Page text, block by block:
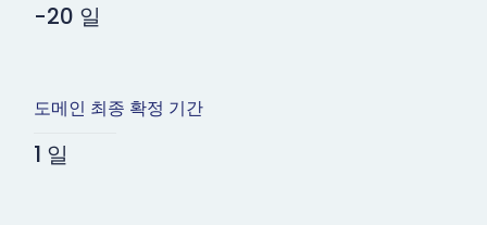
-20 일
도메인 최종 확정 기간
1 일